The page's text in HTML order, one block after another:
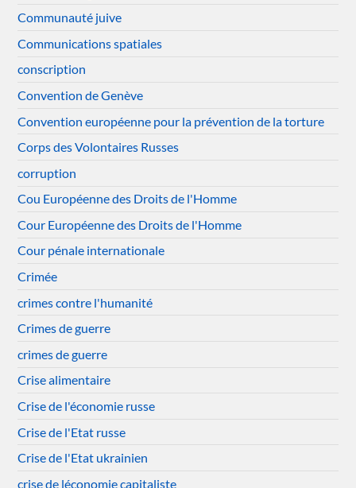
Communauté juive
Communications spatiales
conscription
Convention de Genève
Convention européenne pour la prévention de la torture
Corps des Volontaires Russes
corruption
Cou Européenne des Droits de l'Homme
Cour Européenne des Droits de l'Homme
Cour pénale internationale
Crimée
crimes contre l'humanité
Crimes de guerre
crimes de guerre
Crise alimentaire
Crise de l'économie russe
Crise de l'Etat russe
Crise de l'Etat ukrainien
crise de léconomie capitaliste